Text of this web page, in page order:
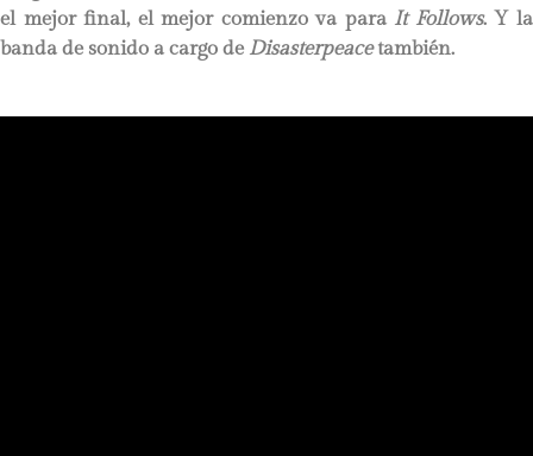
el mejor final, el mejor comienzo va para It Follows. Y la
banda de sonido a cargo de Disasterpeacetambién.